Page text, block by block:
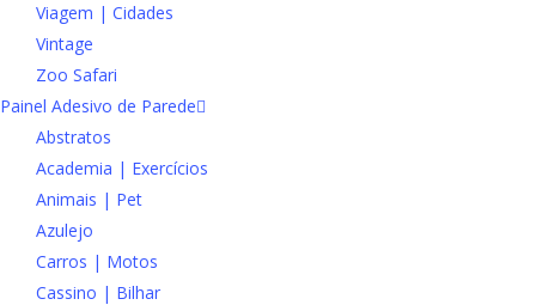
Viagem | Cidades
Vintage
Zoo Safari
Painel Adesivo de Parede
Abstratos
Academia | Exercícios
Animais | Pet
Azulejo
Carros | Motos
Cassino | Bilhar